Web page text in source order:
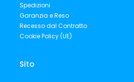
Spedizioni
Garanzia e Reso
Recesso dal Contratto
Cookie Policy (UE)
Sito